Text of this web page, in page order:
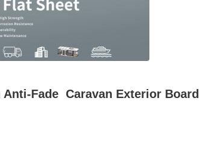
Fade Caravan Exterior Board